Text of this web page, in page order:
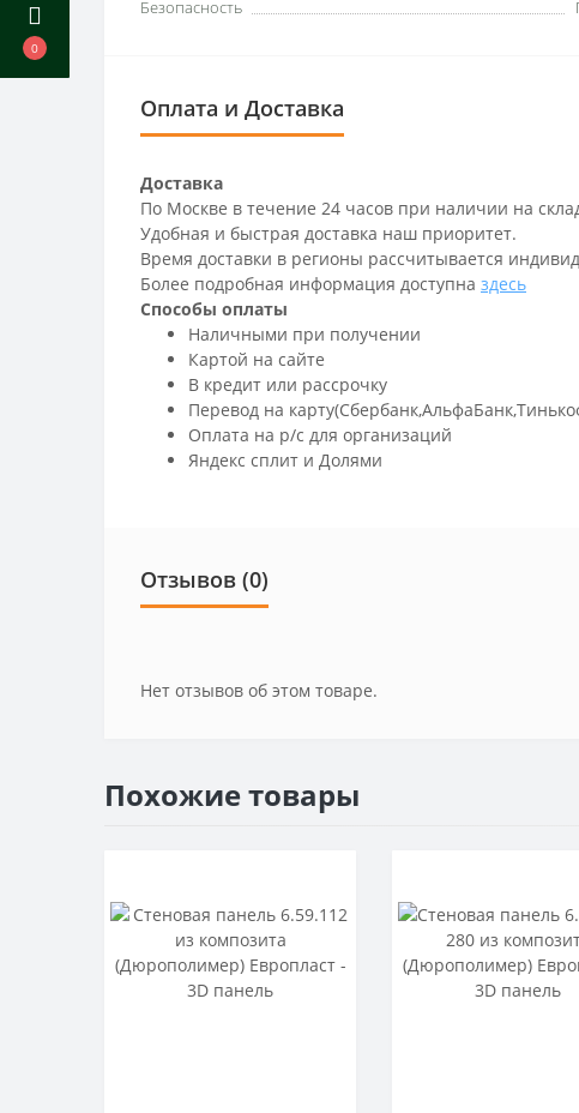
0
Безопасность
Оплата и Доставка
Доставка
По Москве в течение 24 часов при наличии на
Удобная и быстрая доставка наш приоритет.
Время доставки в регионы рассчитывается
Более подробная информация доступна здесь
Способы оплаты
Наличными при получении
Картой на сайте
В кредит или рассрочку
Перевод на
Оплата на р/c для организаций
Яндекс сплит и Долями
Отзывов (0)
Нет отзывов об этом товаре.
Похожие товары